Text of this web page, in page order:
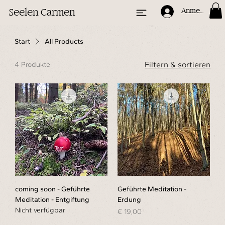
Seelen Carmen Anmelden
Start All Products
4 Produkte Filtern & sortieren
coming soon - Geführte
Meditation - Entgiftung
Nicht verfügbar
Geführte Meditation -
Erdung
Preis
€ 19,00